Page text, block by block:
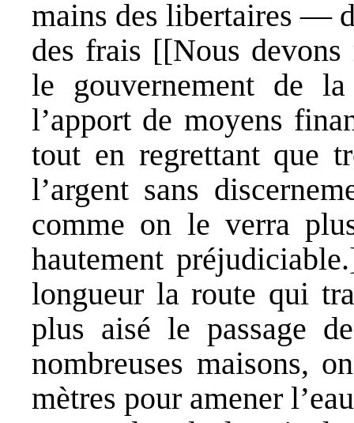
mains des libertaires —
des frais [[Nous devons
le gouvernement de
l’apport de moyens
tout en regrettant que
l’argent sans
comme on le verra
hautement
longueur la route qui
plus aisé le passage
nombreuses maisons,
mètres pour amener